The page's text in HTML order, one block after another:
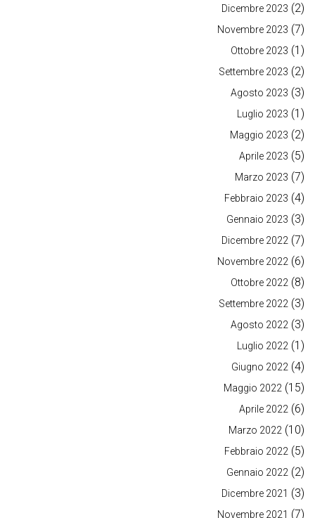
Dicembre 2023 (2)
Novembre 2023 (7)
Ottobre 2023 (1)
Settembre 2023 (2)
Agosto 2023 (3)
Luglio 2023 (1)
Maggio 2023 (2)
Aprile 2023 (5)
Marzo 2023 (7)
Febbraio 2023 (4)
Gennaio 2023 (3)
Dicembre 2022 (7)
Novembre 2022 (6)
Ottobre 2022 (8)
Settembre 2022 (3)
Agosto 2022 (3)
Luglio 2022 (1)
Giugno 2022 (4)
Maggio 2022 (15)
Aprile 2022 (6)
Marzo 2022 (10)
Febbraio 2022 (5)
Gennaio 2022 (2)
Dicembre 2021 (3)
Novembre 2021 (7)